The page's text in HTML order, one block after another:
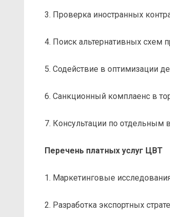
3. Проверка иностранных
4. Поиск альтернативных схем
5. Содействие в оптимизации
6. Санкционный комплаенс в
7. Консультации по отдельным
Перечень платных услуг ЦВТ
1. Маркетинговые
2. Разработка экспортных